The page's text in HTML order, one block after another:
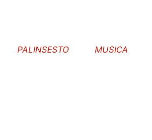
PALINSESTO MUSICA